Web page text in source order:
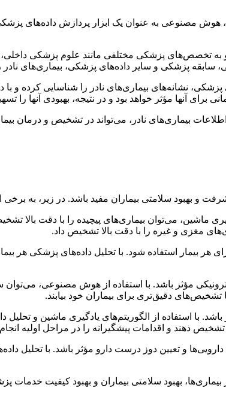
هوش مصنوعی به عنوان یک ابزار پردازش داده‌های
تخصص‌های پزشکی مختلفی مانند علوم پزشکی داخلی،
سابقه پزشکی و سایر داده‌های پزشکی، بیماری‌های
نشانه‌های بیماری‌های نادر را شناسایی کرده و
آنها مؤثر خواهد بود و در نتیجه، بهبودی آنها را
بیماری‌های نادر، می‌تواند در تشخیص و درمان
و بهبود سلامتی بیماران مفید باشد. در زیر، به
ماشین، می‌توان بیماری‌های پیچیده را با دقت بالا
مغزی و غیره را با دقت بالا تشخیص داد.
بیمار استفاده شود. با تحلیل داده‌های پزشکی هر
مؤثر باشد. با استفاده از هوش مصنوعی، می‌توان
دقیق‌تری برای بیماران خود بیابند.
با استفاده از الگوریتم‌های یادگیری ماشین و
دهند و اقدامات پیشگیرانه را در مراحل اولیه
و تعیین دوز درست دارو مؤثر باشد. با تحلیل
بهبود سلامتی بیماران و بهبود کیفیت خدمات